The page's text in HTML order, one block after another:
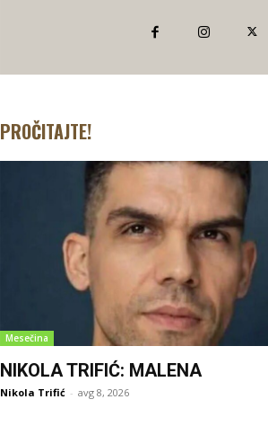
PROČITAJTE!
Mesečina
NIKOLA TRIFIĆ: MALENA
Nikola Trifić - avg 8, 2026